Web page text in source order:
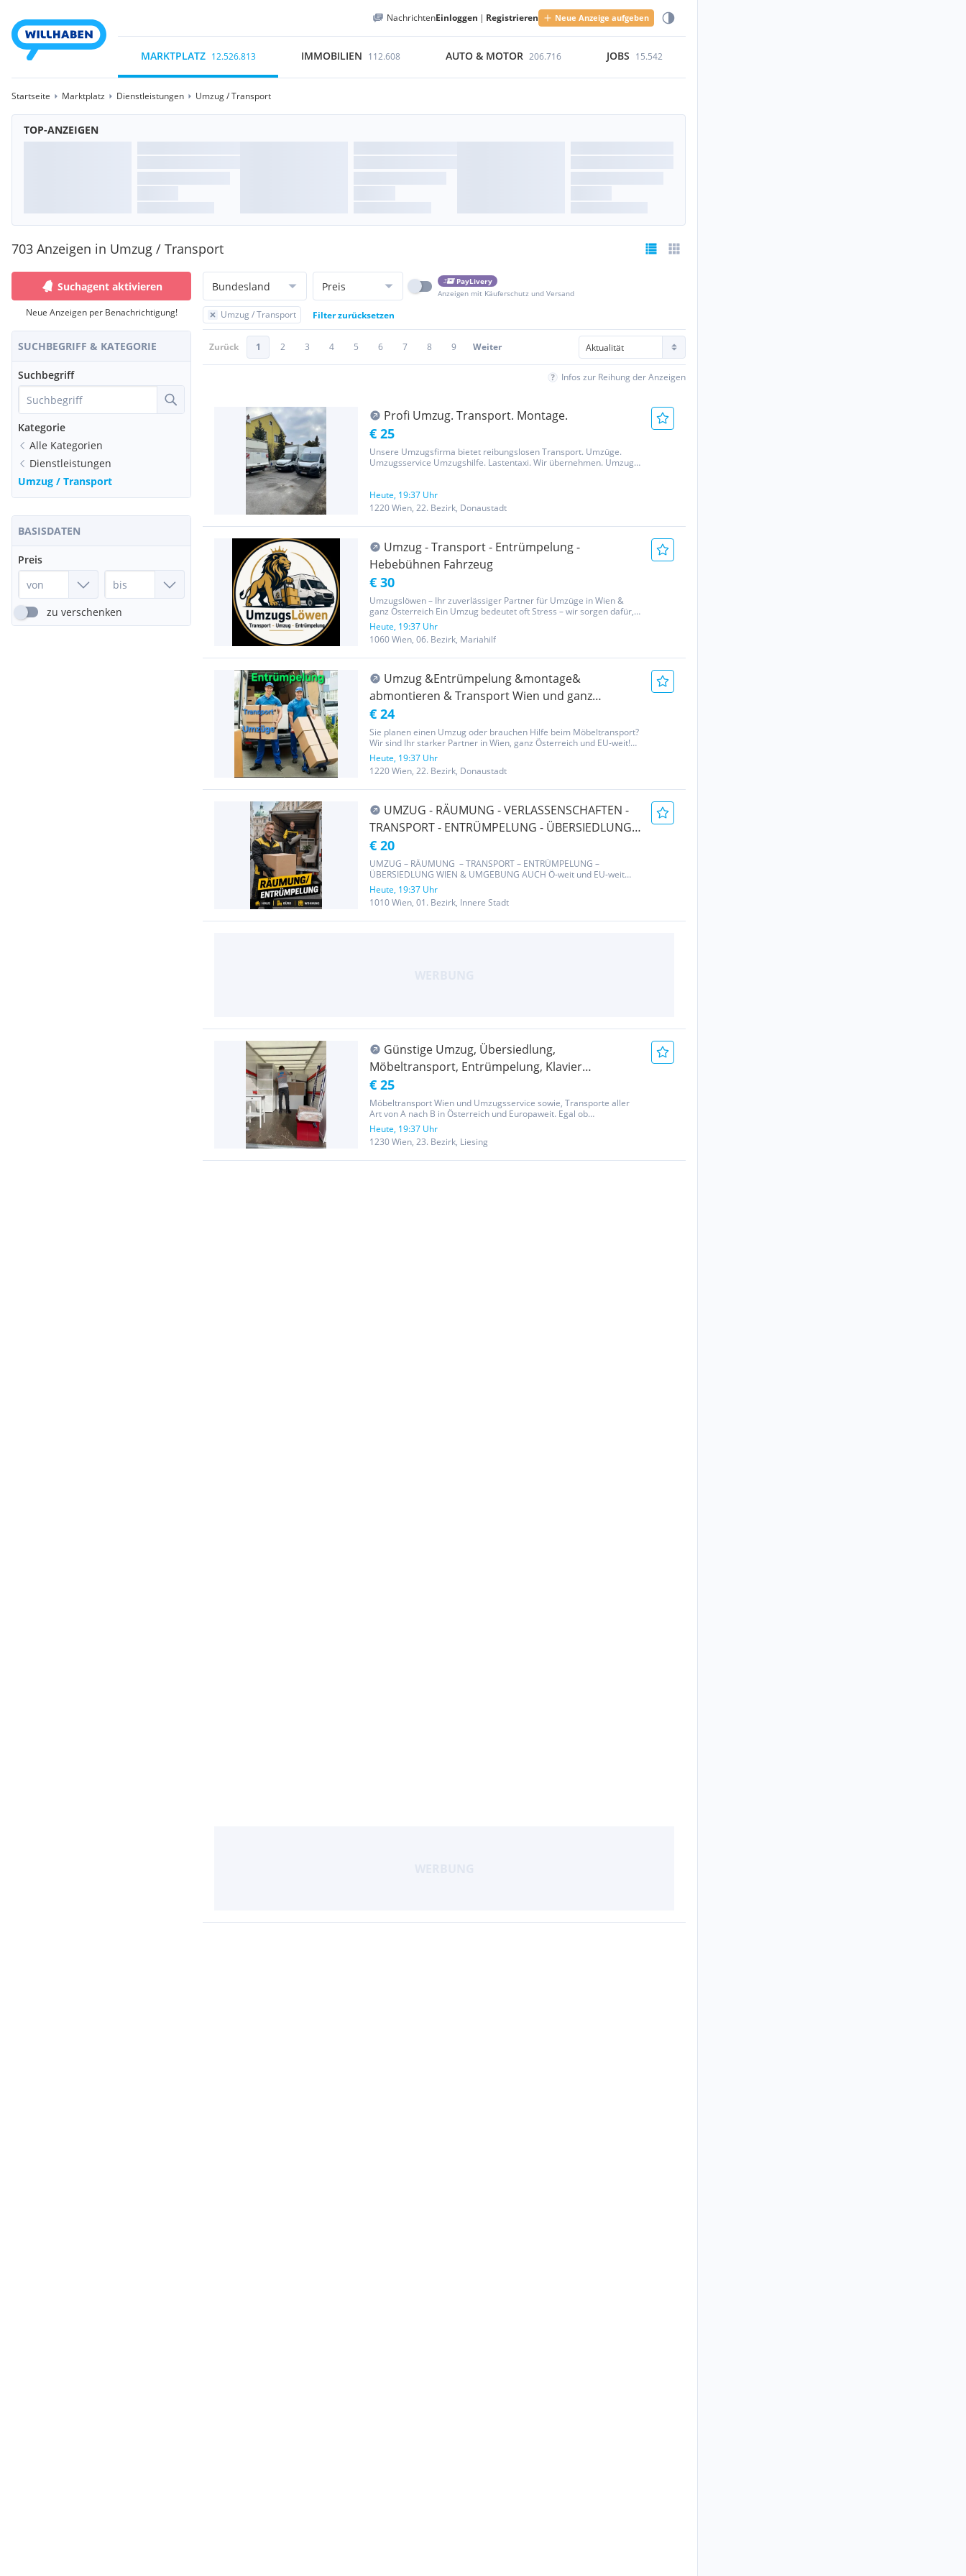
NachrichtenEinloggen | Registrieren Neue Anzeige aufgeben
MARKTPLATZ 12.526.813 IMMOBILIEN 112.608 AUTO & MOTOR 206.716 JOBS 15.542
Startseite Marktplatz Dienstleistungen Umzug / Transport
TOP-ANZEIGEN
703 Anzeigen in Umzug / Transport
Suchagent aktivieren
Neue Anzeigen per Benachrichtigung!
SUCHBEGRIFF & KATEGORIE
Suchbegriff
Kategorie
Alle Kategorien
Dienstleistungen
Umzug / Transport
BASISDATEN
Preis
zu verschenken
Bundesland Preis
PayLivery
Anzeigen mit Käuferschutz und Versand
Umzug / Transport Filter zurücksetzen
Zurück 1 2 3 4 5 6 7 8 9 Weiter
Infos zur Reihung der Anzeigen
Profi Umzug. Transport. Montage.
€ 25
Unsere Umzugsfirma bietet reibungslosen Transport. Umzüge.
Umzugsservice Umzugshilfe. Lastentaxi. Wir übernehmen. Umzug.
Einrichtung durch...
Heute, 19:37 Uhr
1220 Wien, 22. Bezirk, Donaustadt
Umzug - Transport - Entrümpelung -
Hebebühnen Fahrzeug
€ 30
Umzugslöwen – Ihr zuverlässiger Partner für Umzüge in Wien &
ganz Österreich Ein Umzug bedeutet oft Stress – wir sorgen dafür,
dass alles reibungslos läuft. Mit Umzugslöwen haben Sie ein
erfahrenes, motiviertes und zuverlässiges Team an Ihrer Seite.
Wir...
Heute, 19:37 Uhr
1060 Wien, 06. Bezirk, Mariahilf
Umzug &Entrümpelung &montage&
abmontieren & Transport Wien und ganz
Österreich- Umzug
€ 24
Sie planen einen Umzug oder brauchen Hilfe beim Möbeltransport?
Wir sind Ihr starker Partner in Wien, ganz Österreich und EU-weit!
Kontakt: 0.6.70.60.86.238 Schnell – Flexibel – Günstig! Unsere
Leistungen: Umzüge für Privat & Gewerbe Möbeltransporte...
Heute, 19:37 Uhr
1220 Wien, 22. Bezirk, Donaustadt
UMZUG - RÄUMUNG - VERLASSENSCHAFTEN -
TRANSPORT - ENTRÜMPELUNG - ÜBERSIEDLUNG
WIEN & UMGEBUNG AUCH Ö-weit und EU-weit
€ 20
UMZUG – RÄUMUNG – TRANSPORT – ENTRÜMPELUNG –
ÜBERSIEDLUNG WIEN & UMGEBUNG AUCH Ö-weit und EU-weit
Schnell & zuverlässig Kurzfristige Termine möglich Faire Preise –
keine versteckten Kosten! Auch Wochenende möglich Unsere
Leistungen: ● Räumungen/...
Heute, 19:37 Uhr
1010 Wien, 01. Bezirk, Innere Stadt
Günstige Umzug, Übersiedlung,
Möbeltransport, Entrümpelung, Klavier
Transport, Flügel Transport, Tresor Transport,
Lastentaxi 20m3
€ 25
Möbeltransport Wien und Umzugsservice sowie, Transporte aller
Art von A nach B in Österreich und Europaweit. Egal ob
Waschmaschine, Kühlschrank, Sofa, Kommode oder Kisten wir
transportieren alles sofort und günstig. Abholung von:
Möbelhäusern-IKEA,...
Heute, 19:37 Uhr
1230 Wien, 23. Bezirk, Liesing